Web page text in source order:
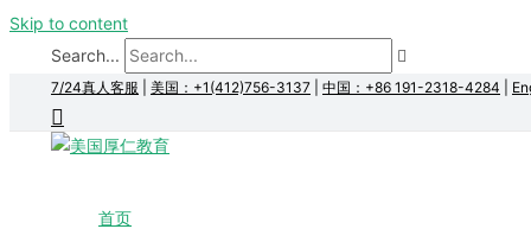
Skip to content
Search...
7/24真人客服 美国：+1(412)756-3137 中国：+86 191-2318-4284
首页